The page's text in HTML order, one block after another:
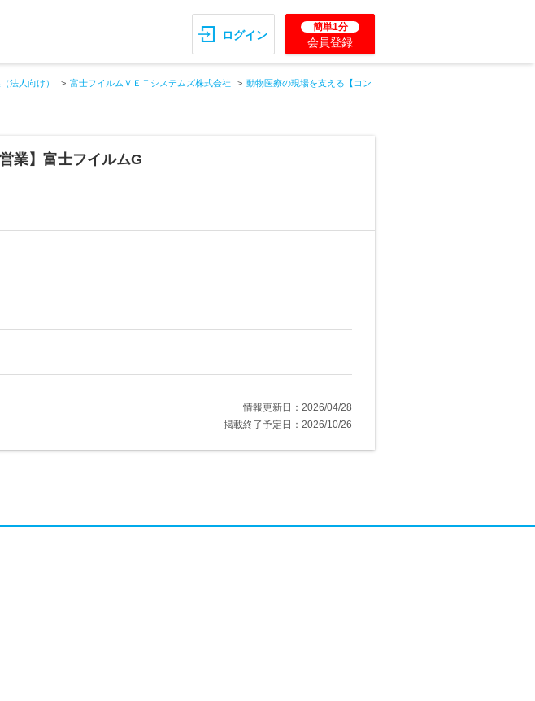
ログイン
簡単1分
会員登録
法人向け） 富士フイルムＶＥＴシステムズ株式会社
動物医療の現場を支える【コン
業】富士フイルムG
情報更新日：2026/04/28
掲載終了予定日：2026/10/26